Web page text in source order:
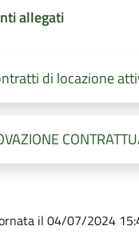
allegati
di locazione
il 04/07/2024